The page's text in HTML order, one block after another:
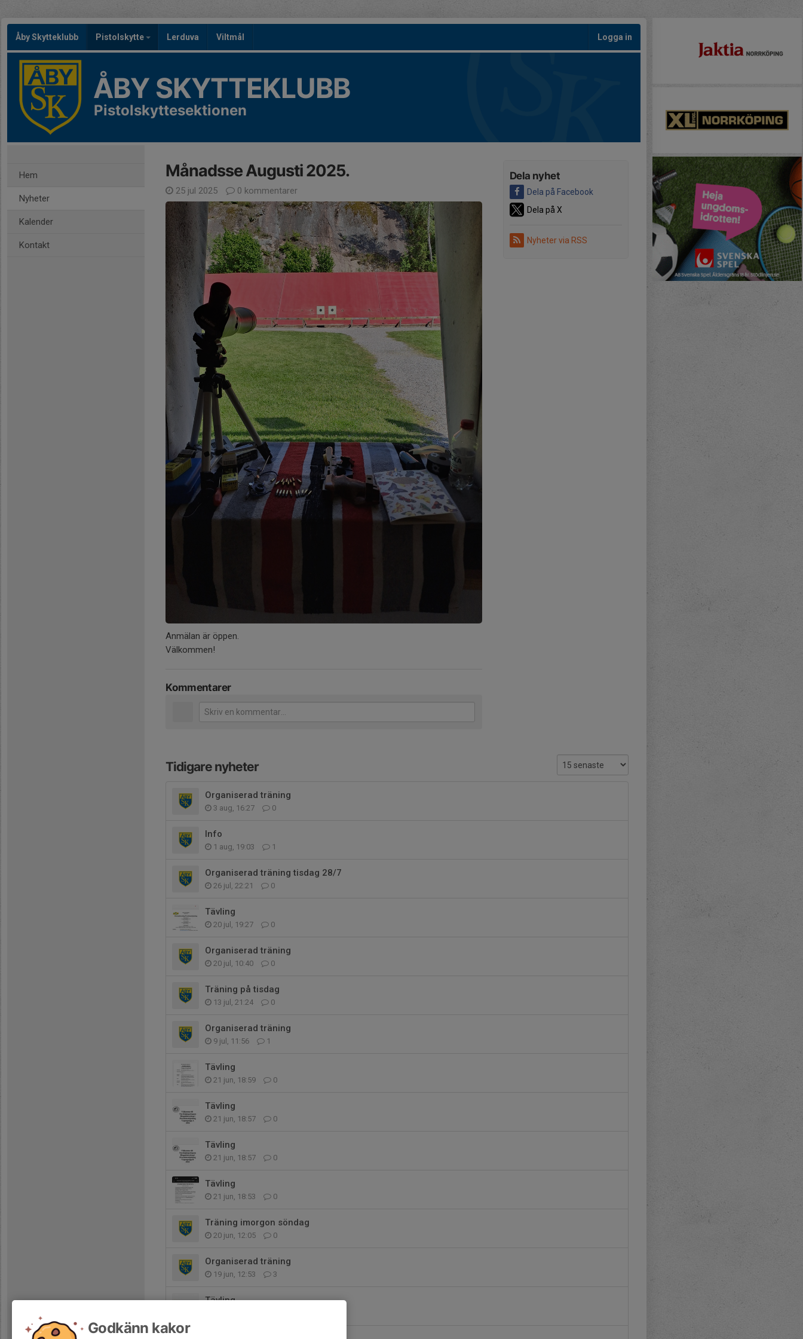
Åby Skytteklubb Pistolskytte Lerduva Viltmål Logga in
ÅBY SKYTTEKLUBB
Pistolskyttesektionen
Hem
Nyheter
Kalender
Kontakt
Dela nyhet
Dela på Facebook
Dela på X
Nyheter via RSS
Månadsse Augusti 2025.
25 jul 2025 0 kommentarer
Anmälan är öppen.
Välkommen!
Kommentarer
Tidigare nyheter
Organiserad träning
3 aug, 16:27 0
Info
1 aug, 19:03 1
Organiserad träning tisdag 28/7
26 jul, 22:21 0
Tävling
20 jul, 19:27 0
Organiserad träning
20 jul, 10:40 0
Träning på tisdag
13 jul, 21:24 0
Organiserad träning
9 jul, 11:56 1
Tävling
21 jun, 18:59 0
Tävling
21 jun, 18:57 0
Tävling
21 jun, 18:57 0
Tävling
21 jun, 18:53 0
Träning imorgon söndag
20 jun, 12:05 0
Organiserad träning
19 jun, 12:53 3
Tävling
Godkänn kakor